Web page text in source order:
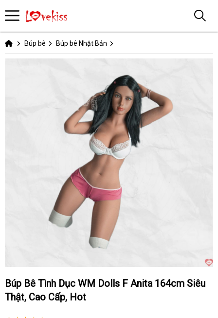
Búp bê Búp bê Nhật Bản
Búp Bê Tình Dục WM Dolls F Anita 164cm Siêu
Thật, Cao Cấp, Hot